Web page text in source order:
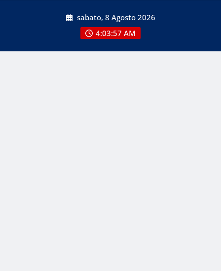
sabato, 8 Agosto 2026
4:03:57 AM